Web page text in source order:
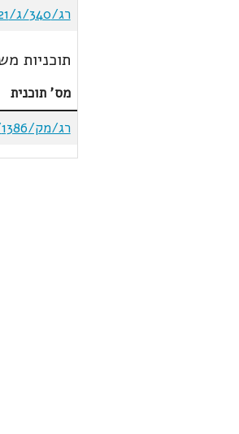
רג/340/ג/21
תוכניות
מס' תוכנית
רג/מק/1386/א